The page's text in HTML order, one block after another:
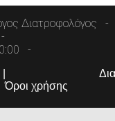
Διατροφολόγος
Όροι χρήσης